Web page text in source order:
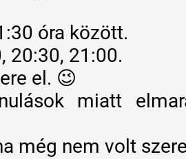
óra között.
20:30, 21:00.
el. 😉
miatt
még nem volt